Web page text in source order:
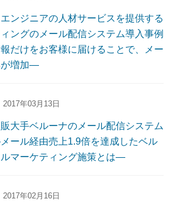
ンジニアの人材サービスを提供する
ングのメール配信システム導入事例
だけをお客様に届けることで、メー
が増加―
2017年03月13日
大手ベルーナのメール配信システム
ール経由売上1.9倍を達成したベル
マーケティング施策とは―
2017年02月16日